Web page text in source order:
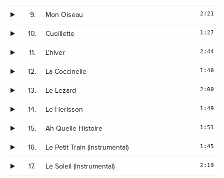
9. Mon Oiseau 2:21
10. Cueillette 1:27
11. L'hiver 2:44
12. La Coccinelle 1:40
13. Le Lezard 2:00
14. Le Herisson 1:49
15. Ah Quelle Histoire 1:51
16. Le Petit Train (Instrumental) 1:45
17. Le Soleil (Instrumental) 2:19